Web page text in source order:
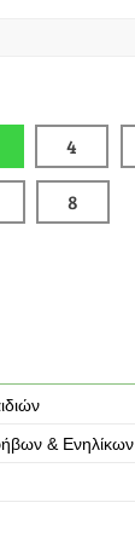
4
8
& Ενηλίκων